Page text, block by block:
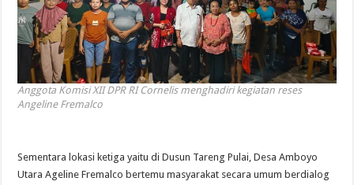
Anggota Komisi XII DPR RI Cornelis menghadiri kegiatan reses
Angeline Fremalco
Sementara lokasi ketiga yaitu di Dusun Tareng Pulai, Desa Amboyo
Utara Ageline Fremalco bertemu masyarakat secara umum berdialog